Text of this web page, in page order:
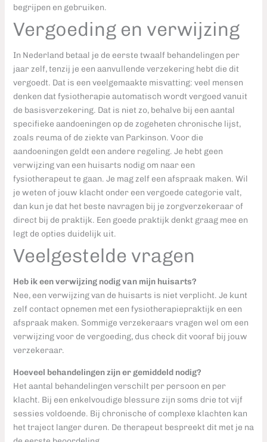
begrijpen en gebruiken.
Vergoeding en verwijzing
In Nederland betaal je de eerste twaalf behandelingen per
jaar zelf, tenzij je een aanvullende verzekering hebt die dit
vergoedt. Dat is een veelgemaakte misvatting: veel mensen
denken dat fysiotherapie automatisch wordt vergoed vanuit
de basisverzekering. Dat is niet zo, behalve bij een aantal
specifieke aandoeningen op de zogeheten chronische lijst,
zoals reuma of de ziekte van Parkinson. Voor die
aandoeningen geldt een andere regeling. Je hebt geen
verwijzing van een huisarts nodig om naar een
fysiotherapeut te gaan. Je mag zelf een afspraak maken. Wil
je weten of jouw klacht onder een vergoede categorie valt,
dan kun je dat het beste navragen bij je zorgverzekeraar of
direct bij de praktijk. Een goede praktijk denkt graag mee en
legt de opties duidelijk uit.
Veelgestelde vragen
Heb ik een verwijzing nodig van mijn huisarts?
Nee, een verwijzing van de huisarts is niet verplicht. Je kunt
zelf contact opnemen met een fysiotherapiepraktijk en een
afspraak maken. Sommige verzekeraars vragen wel om een
verwijzing voor de vergoeding, dus check dit vooraf bij jouw
verzekeraar.
Hoeveel behandelingen zijn er gemiddeld nodig?
Het aantal behandelingen verschilt per persoon en per
klacht. Bij een enkelvoudige blessure zijn soms drie tot vijf
sessies voldoende. Bij chronische of complexe klachten kan
het traject langer duren. De therapeut bespreekt dit met je na